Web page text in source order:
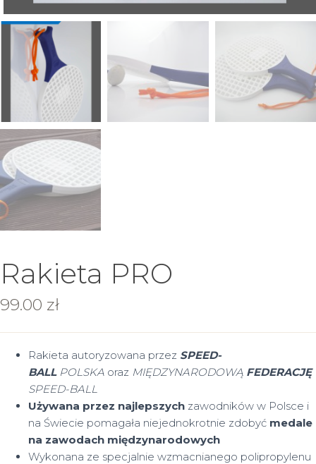
Rakieta PRO
99.00 zł
Rakieta autoryzowana przez SPEED-
BALL POLSKA oraz MIĘDZYNARODOWĄ FEDERACJĘ
SPEED-BALL
Używana przez najlepszych zawodników w Polsce i
na Świecie pomagała niejednokrotnie zdobyć medale
na zawodach międzynarodowych
Wykonana ze specjalnie wzmacnianego polipropylenu